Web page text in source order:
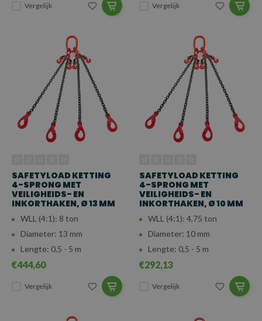
Vergelijk Vergelijk
SAFETYLOAD KETTING
4-SPRONG MET
VEILIGHEIDS- EN
INKORTHAKEN, Ø 13 MM
WLL (4:1): 8 ton
Diameter: 13 mm
Lengte: 0,5 - 5 m
€444,60
Vergelijk
SAFETYLOAD KETTING
4-SPRONG MET
VEILIGHEIDS- EN
INKORTHAKEN, Ø 10 MM
WLL (4:1): 4,75 ton
Diameter: 10 mm
Lengte: 0,5 - 5 m
€292,13
Vergelijk